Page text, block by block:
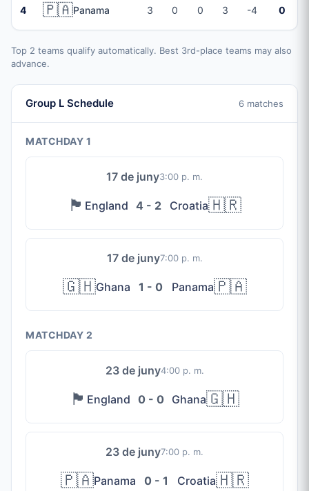
4 🇵🇦Panama 3 0 0 3 -4 0
Top 2 teams qualify automatically. Best 3rd-place teams may also
advance.
Group L Schedule 6 matches
MATCHDAY 1
17 de juny3:00 p. m.
🏴󠁧󠁢󠁥󠁮󠁧󠁿 England 4 - 2 Croatia🇭🇷
17 de juny7:00 p. m.
🇬🇭Ghana 1 - 0 Panama🇵🇦
MATCHDAY 2
23 de juny4:00 p. m.
🏴󠁧󠁢󠁥󠁮󠁧󠁿 England 0 - 0 Ghana🇬🇭
23 de juny7:00 p. m.
🇵🇦Panama 0 - 1 Croatia🇭🇷